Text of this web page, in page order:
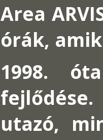
Area
órák,
1998.
utazó,